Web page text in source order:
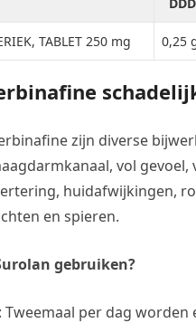
TABLET 250 mg 0,25
zijn diverse
vol
huidafwijkingen,
en spieren.
gebruiken?
Tweemaal per dag